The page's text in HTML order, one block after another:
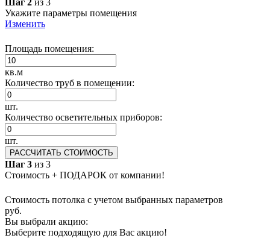
Укажите параметры помещения
Изменить
Площадь помещения:
кв.м
Количество труб в помещении:
шт.
Количество осветительных приборов:
шт.
РАССЧИТАТЬ СТОИМОСТЬ
Шаг 3 из 3
Стоимость + ПОДАРОК от компании!
Стоимость потолка с учетом выбранных параметров
руб.
Вы выбрали акцию:
Выберите подходящую для Вас акцию!